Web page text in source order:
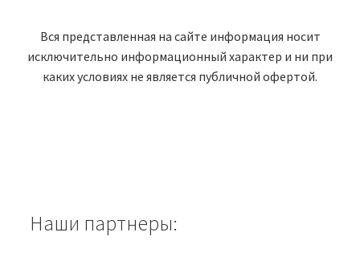
Вся представленная на сайте информация носит
исключительно информационный характер и ни при
каких условиях не является публичной офертой.
Наши партнеры: